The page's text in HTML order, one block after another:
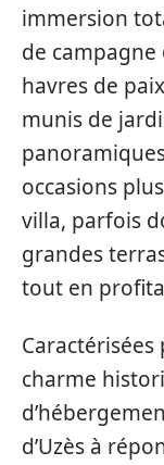
immersion
de
havres de
munis de
occasions
villa, parfois
grandes
tout en
charme
d’Uzès à